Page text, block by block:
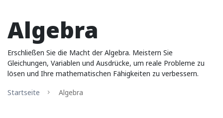
Algebra
Erschließen Sie die Macht der Algebra. Meistern Sie
Gleichungen, Variablen und Ausdrücke, um reale Probleme zu
lösen und Ihre mathematischen Fähigkeiten zu verbessern.
Startseite
Algebra